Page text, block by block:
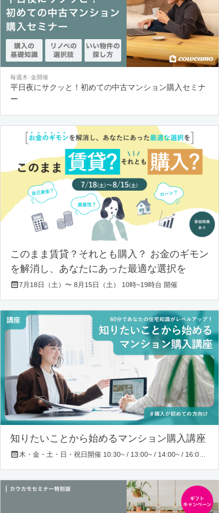
毎週木･金開催
平日夜にサクッと！初めての中古マンション購入セミナ
ー
このまま賃貸？それとも購入？ お金のギモン
を解消し、あなたにあった最適な選択を
7月18日（土）〜 8月15日（土） 10時~19時台 開催
知りたいことから始めるマンション購入講座